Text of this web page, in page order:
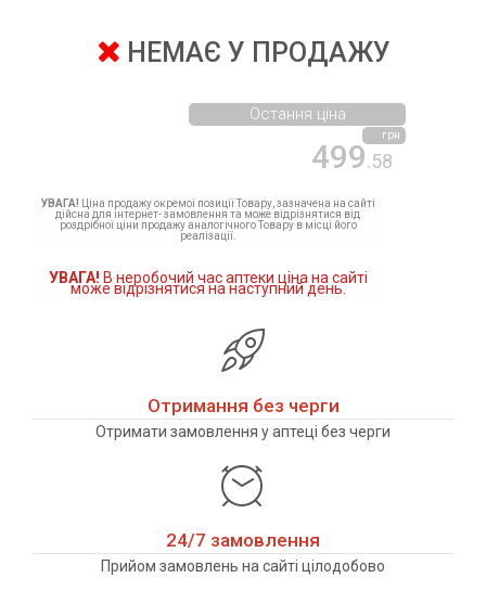
НЕМАЄ У ПРОДАЖУ
499.58
грн
Остання ціна
УВАГА! Ціна продажу окремої позиції Товару, зазначена на сайті
дійсна для інтернет- замовлення та може відрізнятися від
роздрібної ціни продажу аналогічного Товару в місці його
реалізації.
УВАГА! В неробочий час аптеки ціна на сайті
може відрізнятися на наступний день.
Отримання без черги
Отримати замовлення у аптеці без черги
24/7 замовлення
Прийом замовлень на сайті цілодобово